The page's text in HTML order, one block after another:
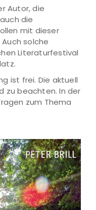
Autor, die
die
mit dieser
solche
Literaturfestival
ist frei. Die aktuell
zu beachten. In der
zum Thema